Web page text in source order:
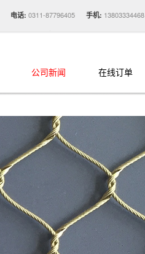
电话: 0311-87796405 手机: 13803334468
公司新闻 在线订单